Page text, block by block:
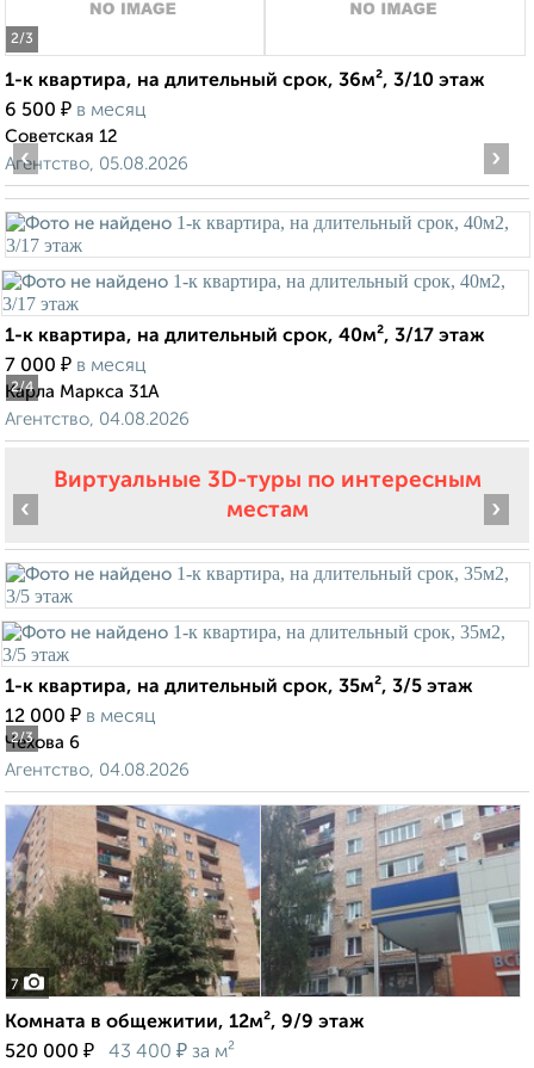
2/3
1-к квартира, на длительный срок, 36м², 3/10 этаж
6 500 ₽ в месяц
Советская 12
Агентство, 05.08.2026
2/4
‹ ›
1-к квартира, на длительный срок, 40м², 3/17 этаж
7 000 ₽ в месяц
Карла Маркса 31А
Агентство, 04.08.2026
Виртуальные 3D-туры по интересным
местам
2/3
‹ ›
1-к квартира, на длительный срок, 35м², 3/5 этаж
12 000 ₽ в месяц
Чехова 6
Агентство, 04.08.2026
7
Комната в общежитии, 12м², 9/9 этаж
520 000 ₽ 43 400 ₽ за м²